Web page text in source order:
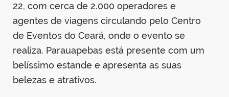
22, com cerca de 2.000 operadores e
agentes de viagens circulando pelo Centro
de Eventos do Ceará, onde o evento se
realiza. Parauapebas está presente com um
belíssimo estande e apresenta as suas
belezas e atrativos.